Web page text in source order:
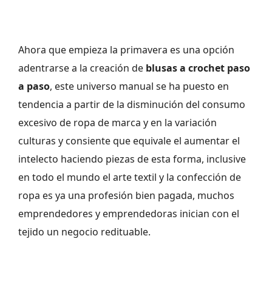
Ahora que empieza la primavera es una opción
adentrarse a la creación de blusas a crochet paso
a paso, este universo manual se ha puesto en
tendencia a partir de la disminución del consumo
excesivo de ropa de marca y en la variación
culturas y consiente que equivale el aumentar el
intelecto haciendo piezas de esta forma, inclusive
en todo el mundo el arte textil y la confección de
ropa es ya una profesión bien pagada, muchos
emprendedores y emprendedoras inician con el
tejido un negocio redituable.